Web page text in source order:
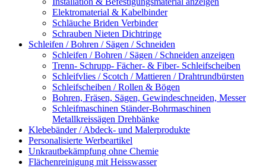
Elektromaterial & Kabelbinder
Schläuche Briden Verbinder
Schrauben Nieten Dichtringe
Schleifen / Bohren / Sägen / Schneiden
Schleifen / Bohren / Sägen / Schneiden anzeigen
Trenn- Schrupp- Fächer- & Fiber- Schleifscheiben
Schleifvlies / Scotch / Mattieren / Drahtrundbürsten
Schleifscheiben / Rollen & Bögen
Bohren, Fräsen, Sägen, Gewindeschneiden, Messer
Schleifmaschinen Ständer-Bohrmaschinen
Metallkreissägen Drehbänke
Klebebänder / Abdeck- und Malerprodukte
Personalisierte Werbeartikel
Unkrautbekämpfung ohne Chemie
Flächenreinigung mit Heisswasser